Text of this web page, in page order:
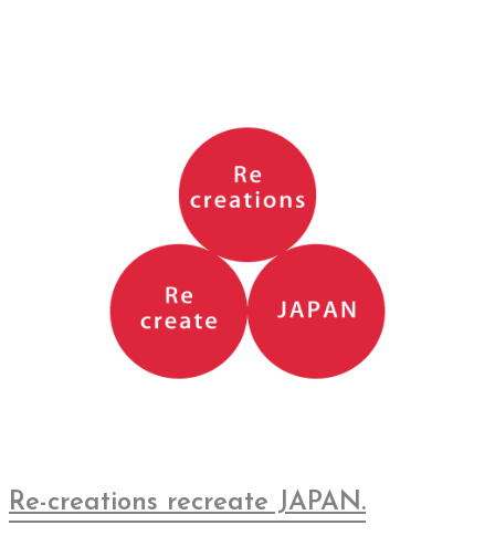
Re-creations recreate JAPAN.